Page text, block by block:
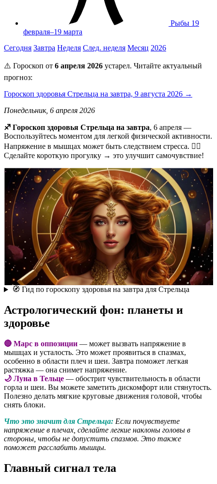
Рыбы 19
февраля–19 марта
Сегодня Завтра Неделя След. неделя Месяц 2026
⚠️ Гороскоп от 6 апреля 2026 устарел. Читайте актуальный
прогноз:
Гороскоп здоровья Стрельца на завтра, 9 августа 2026 →
Понедельник, 6 апреля 2026
♐ Гороскоп здоровья Стрельца на завтра, 6 апреля —
Воспользуйтесь моментом для легкой физической активности.
Напряжение в мышцах может быть следствием стресса. 🏃‍♂️
Сделайте короткую прогулку → это улучшит самочувствие!
🧭 Гид по гороскопу здоровья на завтра для Стрельца
Астрологический фон: планеты и
здоровье
🔴 Марс в оппозиции — может вызвать напряжение в
мышцах и усталость. Это может проявиться в спазмах,
особенно в области плеч и шеи. Завтра поможет легкая
растяжка — она снимет напряжение.
🌙 Луна в Тельце — обострит чувствительность в области
горла и шеи. Вы можете заметить дискомфорт или стянутость.
Полезно делать мягкие круговые движения головой, чтобы
снять блоки.
Что это значит для Стрельца: Если почувствуете
напряжение в плечах, сделайте легкие наклоны головы в
стороны, чтобы не допустить спазмов. Это также
поможет расслабить мышцы.
Главный сигнал тела